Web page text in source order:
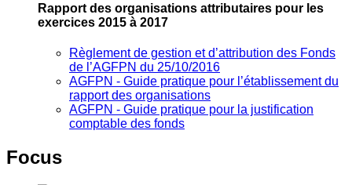
Rapport des organisations attributaires pour les
exercices 2015 à 2017
Règlement de gestion et d’attribution des Fonds
de l’AGFPN du 25/10/2016
AGFPN ‐ Guide pratique pour l’établissement du
rapport des organisations
AGFPN ‐ Guide pratique pour la justification
comptable des fonds
Focus